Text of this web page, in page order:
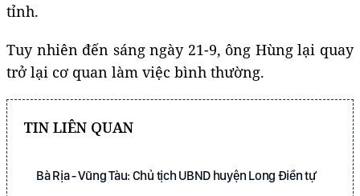
tỉnh.
Tuy nhiên đến sáng ngày 21-9, ông Hùng lại quay
trở lại cơ quan làm việc bình thường.
TIN LIÊN QUAN
Bà Rịa - Vũng Tàu: Chủ tịch UBND huyện Long Điền tự